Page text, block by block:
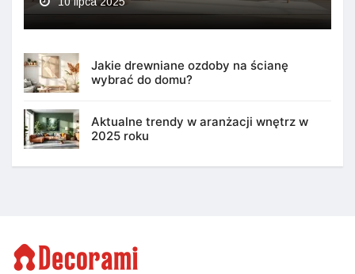
Jakie drewniane ozdoby na ścianę
wybrać do domu?
Aktualne trendy w aranżacji wnętrz w
2025 roku